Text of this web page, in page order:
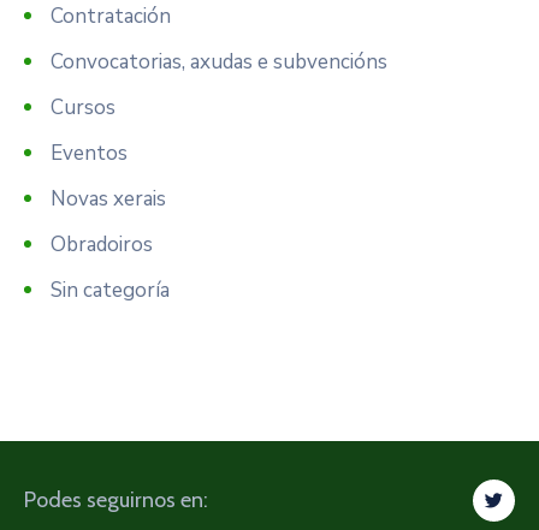
Contratación
Convocatorias, axudas e subvencións
Cursos
Eventos
Novas xerais
Obradoiros
Sin categoría
Podes seguirnos en: